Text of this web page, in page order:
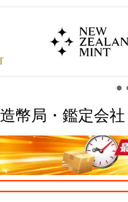
造幣局・鑑定会